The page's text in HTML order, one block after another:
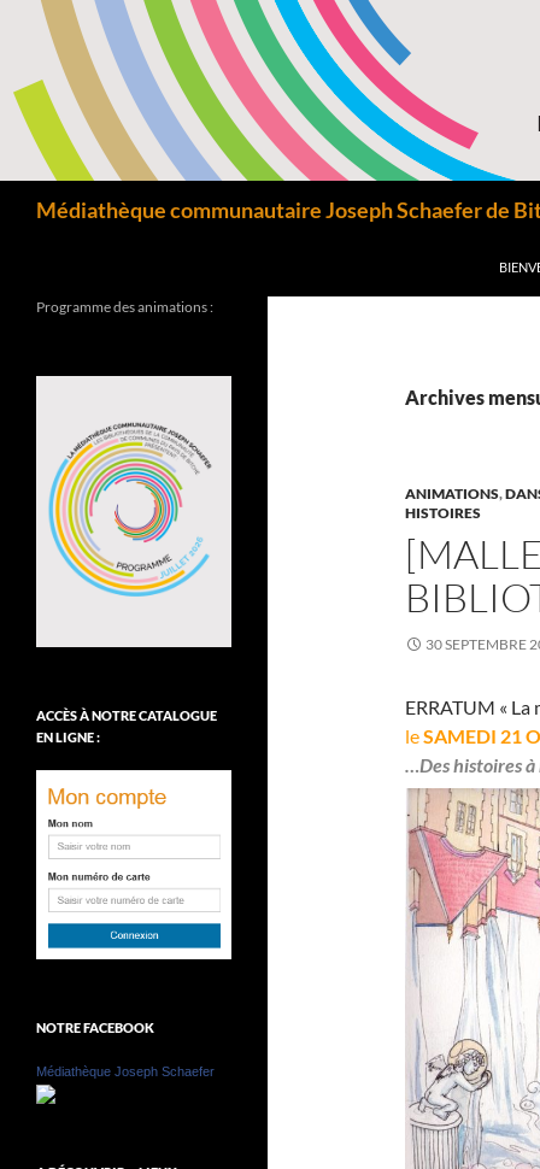
contenu
Médiathèque communautaire Joseph Schaefer de
Archives
ANIMATIONS,
HISTOIRES
30 SEPTEMBRE
ERRATUM «
leSAMEDI 21
…Des histoires à
Programme des animations :
ACCÈS À NOTRE CATALOGUE
EN LIGNE :
NOTRE FACEBOOK
Médiathèque Joseph Schaefer